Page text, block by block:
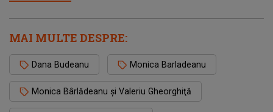
MAI MULTE DESPRE:
Dana Budeanu Monica Barladeanu
Monica Bârlădeanu și Valeriu Gheorghiţă